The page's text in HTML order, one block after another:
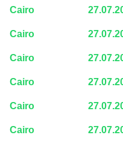
Cairo
Cairo
Cairo
Cairo
Cairo
Cairo